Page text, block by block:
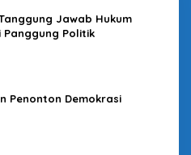
Jawab Hukum
Politik
Penonton Demokrasi